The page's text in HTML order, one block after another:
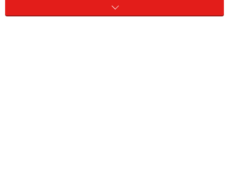
1000株以上……3000円相当の自社製品の詰め合わせ